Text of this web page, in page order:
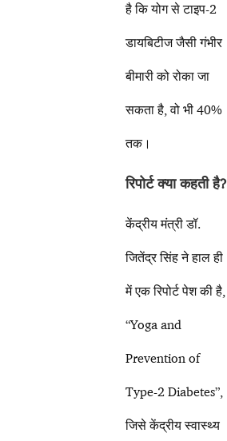
है कि योग से टाइप-2
डायबिटीज जैसी गंभीर
बीमारी को रोका जा
सकता है, वो भी 40%
तक।
रिपोर्ट क्या कहती है?
केंद्रीय मंत्री डॉ.
जितेंद्र सिंह ने हाल ही
में एक रिपोर्ट पेश की है,
“Yoga and
Prevention of
Type-2 Diabetes”,
जिसे केंद्रीय स्वास्थ्य